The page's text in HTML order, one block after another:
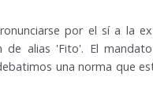
por el sí a la
alias 'Fito'. El
una norma que